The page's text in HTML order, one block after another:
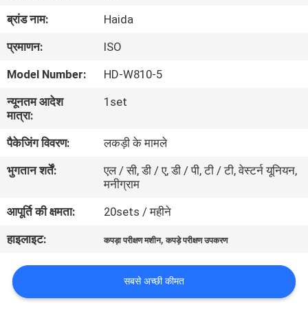
वीडियो
वी.आर.
शो
हमारे
बारे
में
कारखाने
का
दौरा
ब्रांड नाम:
Haida
प्रमाणन:
ISO
Model Number:
HD-W810-5
न्यूनतम आदेश
मात्रा:
1set
पैकेजिंग विवरण:
लकड़ी के मामले
भुगतान शर्तें:
एल / सी, डी / ए, डी / पी, टी / टी, वेस्टर्न यूनियन,
मनीग्राम
आपूर्ति की क्षमता:
20sets / महीने
हाइलाइट:
कपड़ा परीक्षण मशीन,कपड़े परीक्षण उपकरण
सबसे अच्छी कीमत